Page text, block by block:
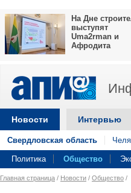
На Дне
выступят
Uma2rman и
Афродита
Новости Интервью
Свердловская область
Политика Общество
Главная страница / Новости / Общество /